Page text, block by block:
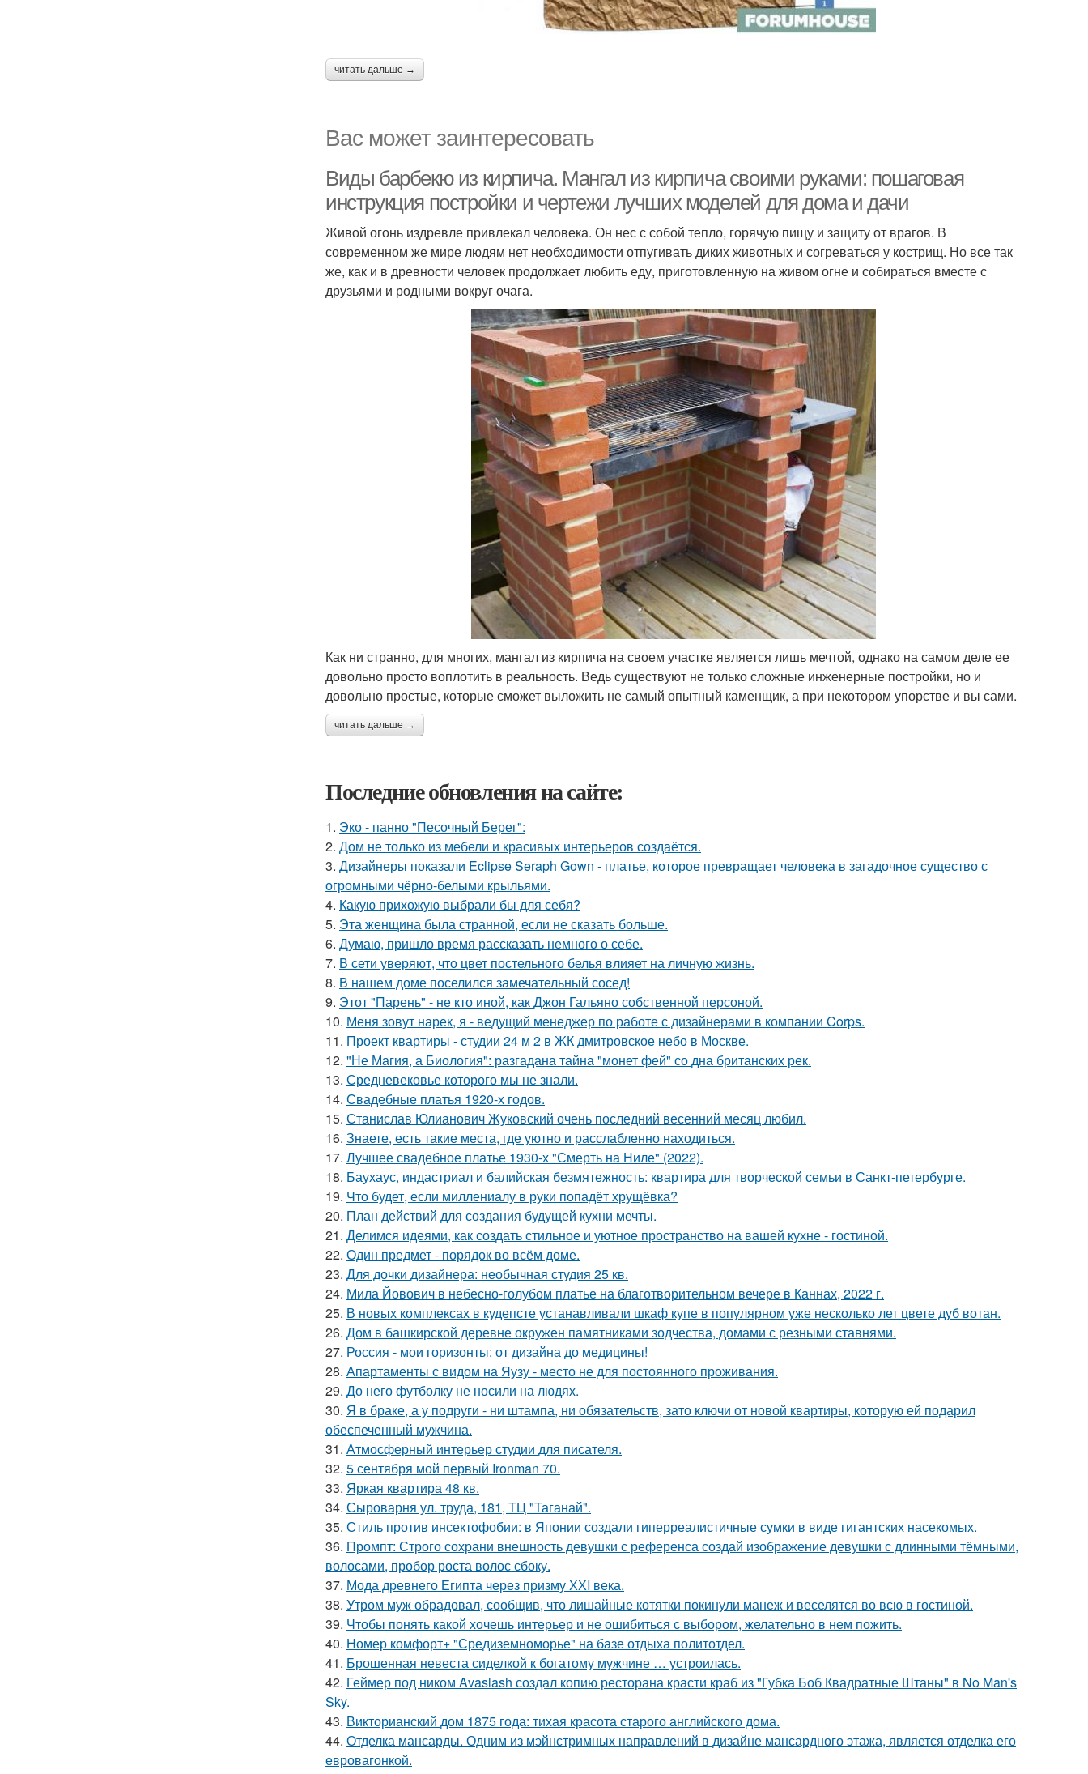
читать дальше →
Вас может заинтересовать
Виды барбекю из кирпича. Мангал из кирпича своими руками: пошаговая
инструкция постройки и чертежи лучших моделей для дома и дачи
Живой огонь издревле привлекал человека. Он нес с собой тепло, горячую пищу и защиту от врагов. В
современном же мире людям нет необходимости отпугивать диких животных и согреваться у кострищ. Но все так
же, как и в древности человек продолжает любить еду, приготовленную на живом огне и собираться вместе с
друзьями и родными вокруг очага.
Как ни странно, для многих, мангал из кирпича на своем участке является лишь мечтой, однако на самом деле ее
довольно просто воплотить в реальность. Ведь существуют не только сложные инженерные постройки, но и
довольно простые, которые сможет выложить не самый опытный каменщик, а при некотором упорстве и вы сами.
читать дальше →
Последние обновления на сайте:
1. Эко - панно "Песочный Берег":
2. Дом не только из мебели и красивых интерьеров создаётся.
3. Дизайнеры показали Eclipse Seraph Gown - платье, которое превращает человека в загадочное существо с
огромными чёрно-белыми крыльями.
4. Какую прихожую выбрали бы для себя?
5. Эта женщина была странной, если не сказать больше.
6. Думаю, пришло время рассказать немного о себе.
7. В сети уверяют, что цвет постельного белья влияет на личную жизнь.
8. В нашем доме поселился замечательный сосед!
9. Этот "Парень" - не кто иной, как Джон Гальяно собственной персоной.
10. Меня зовут нарек, я - ведущий менеджер по работе с дизайнерами в компании Corps.
11. Проект квартиры - студии 24 м 2 в ЖК дмитровское небо в Москве.
12. "Не Магия, а Биология": разгадана тайна "монет фей" со дна британских рек.
13. Средневековье которого мы не знали.
14. Свадебные платья 1920-х годов.
15. Станислав Юлианович Жуковский очень последний весенний месяц любил.
16. Знаете, есть такие места, где уютно и расслабленно находиться.
17. Лучшее свадебное платье 1930-х "Смерть на Ниле" (2022).
18. Баухаус, индастриал и балийская безмятежность: квартира для творческой семьи в Санкт-петербурге.
19. Что будет, если миллениалу в руки попадёт хрущёвка?
20. План действий для создания будущей кухни мечты.
21. Делимся идеями, как создать стильное и уютное пространство на вашей кухне - гостиной.
22. Один предмет - порядок во всём доме.
23. Для дочки дизайнера: необычная студия 25 кв.
24. Мила Йовович в небесно-голубом платье на благотворительном вечере в Каннах, 2022 г.
25. В новых комплексах в кудепсте устанавливали шкаф купе в популярном уже несколько лет цвете дуб вотан.
26. Дом в башкирской деревне окружен памятниками зодчества, домами с резными ставнями.
27. Россия - мои горизонты: от дизайна до медицины!
28. Апартаменты с видом на Яузу - место не для постоянного проживания.
29. До него футболку не носили на людях.
30. Я в браке, а у подруги - ни штампа, ни обязательств, зато ключи от новой квартиры, которую ей подарил
обеспеченный мужчина.
31. Атмосферный интерьер студии для писателя.
32. 5 сентября мой первый Ironman 70.
33. Яркая квартира 48 кв.
34. Сыроварня ул. труда, 181, ТЦ "Таганай".
35. Стиль против инсектофобии: в Японии создали гиперреалистичные сумки в виде гигантских насекомых.
36. Промпт: Строго сохрани внешность девушки с референса создай изображение девушки с длинными тёмными,
волосами, пробор роста волос сбоку.
37. Мода древнего Египта через призму ХХI века.
38. Утром муж обрадовал, сообщив, что лишайные котятки покинули манеж и веселятся во всю в гостиной.
39. Чтобы понять какой хочешь интерьер и не ошибиться с выбором, желательно в нем пожить.
40. Номер комфорт+ "Средиземноморье" на базе отдыха политотдел.
41. Брошенная невеста сиделкой к богатому мужчине … устроилась.
42. Геймер под ником Avaslash создал копию ресторана красти краб из "Губка Боб Квадратные Штаны" в No Man's
Sky.
43. Викторианский дом 1875 года: тихая красота старого английского дома.
44. Отделка мансарды. Одним из мэйнстримных направлений в дизайне мансардного этажа, является отделка его
евровагонкой.